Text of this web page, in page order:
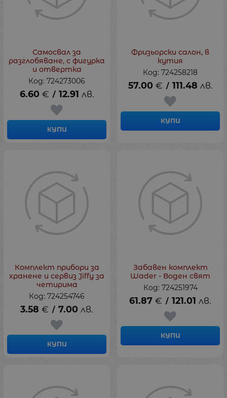
Самосвал за
разглобяване, с фигурка
и отвертка
Код: 724273006
6.60 € / 12.91 лв.
КУПИ
Фризьорски салон, в
кутия
Код: 724258218
57.00 € / 111.48 лв.
КУПИ
Комплект прибори за
хранене и сервиз Jiffy за
четирима
Код: 724254746
3.58 € / 7.00 лв.
КУПИ
Забавен комплект
Wader - Воден свят
Код: 724251974
61.87 € / 121.01 лв.
КУПИ